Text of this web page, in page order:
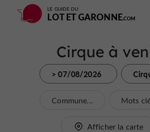
LE GUIDE DU
LOT ET GARONNE
Cirque à
> 07/08/2026
Commune... Mots
Afficher la carte